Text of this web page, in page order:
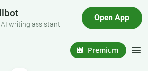
AI writing assistant
Open App
Premium